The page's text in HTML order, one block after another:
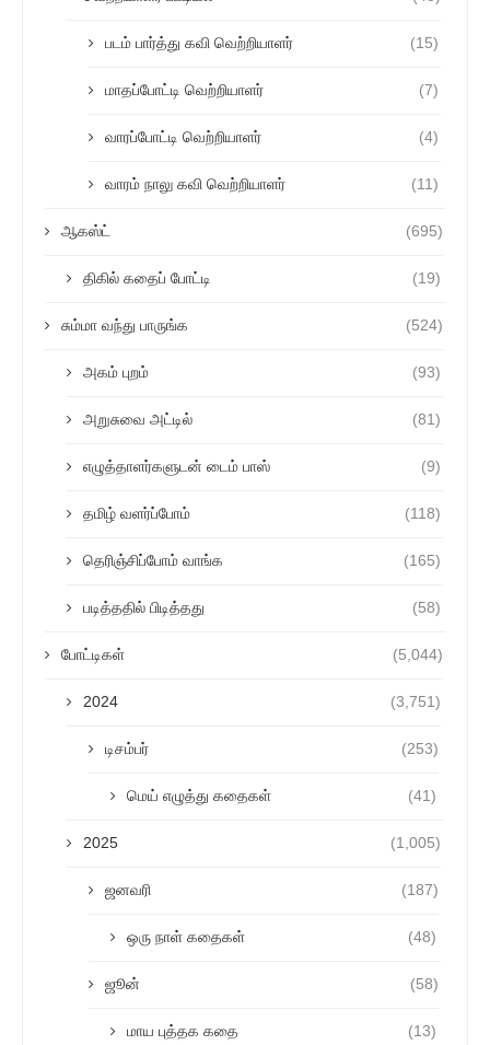
படம் பார்த்து கவி வெற்றியாளர் (15)
மாதப்போட்டி வெற்றியாளர் (7)
வாரப்போட்டி வெற்றியாளர் (4)
வாரம் நாலு கவி வெற்றியாளர் (11)
ஆகஸ்ட் (695)
திகில் கதைப் போட்டி (19)
சும்மா வந்து பாருங்க (524)
அகம் புறம் (93)
அறுசுவை அட்டில் (81)
எழுத்தாளர்களுடன் டைம் பாஸ் (9)
தமிழ் வளர்ப்போம் (118)
தெரிஞ்சிப்போம் வாங்க (165)
படித்ததில் பிடித்தது (58)
போட்டிகள் (5,044)
2024 (3,751)
டிசம்பர் (253)
மெய் எழுத்து கதைகள் (41)
2025 (1,005)
ஜனவரி (187)
ஒரு நாள் கதைகள் (48)
ஜூன் (58)
மாய புத்தக கதை (13)